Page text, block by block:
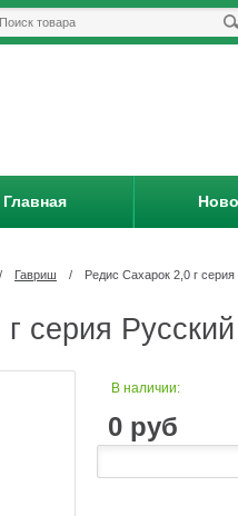
Главная
/ Гавриш / Редис Сахарок 2,0 г
серия
В наличии:
0 руб